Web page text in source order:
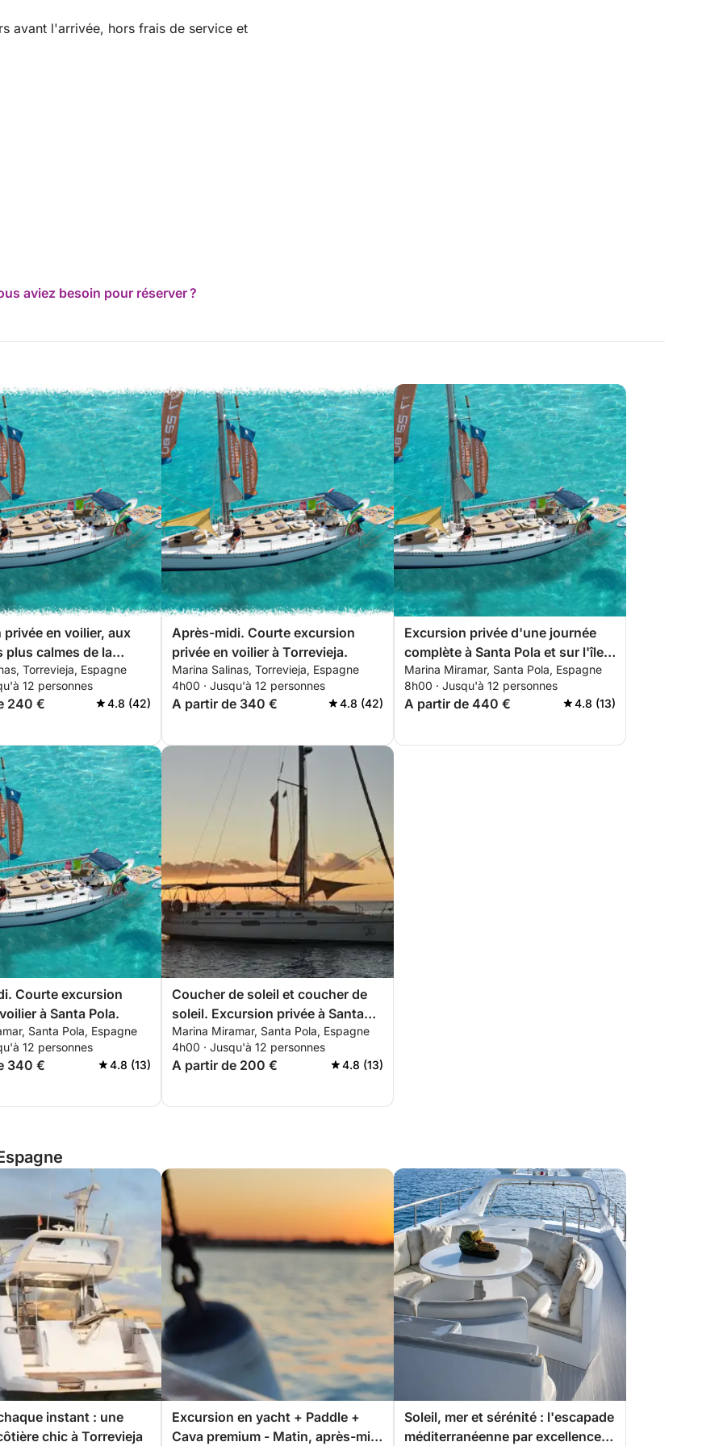
glacières de plage sont disponibles, mais
(le jetable est le plus pratique)
:
préparée.
avant l'arrivée, hors frais de service et
aviez besoin pour réserver ?
privée en voilier, aux
plus calmes de la
Torrevieja, Espagne
12 personnes
240 € 4.8 (42)
Après-midi. Courte excursion
privée en voilier à Torrevieja.
Marina Salinas, Torrevieja, Espagne
4h00 · Jusqu'à 12 personnes
A partir de 340 € 4.8 (42)
Excursion privée d'une journée
complète à Santa Pola et sur l'île
de Tabarca.
Marina Miramar, Santa Pola, Espagne
8h00 · Jusqu'à 12 personnes
A partir de 440 € 4.8 (13)
Courte excursion
à Santa Pola.
Santa Pola, Espagne
12 personnes
340 € 4.8 (13)
Coucher de soleil et coucher de
soleil. Excursion privée à Santa
Pola.
Marina Miramar, Santa Pola, Espagne
4h00 · Jusqu'à 12 personnes
A partir de 200 € 4.8 (13)
instant : une
chic à Torrevieja
Excursion en yacht + Paddle +
Cava premium - Matin, après-midi
Soleil, mer et sérénité : l'escapade
méditerranéenne par excellence